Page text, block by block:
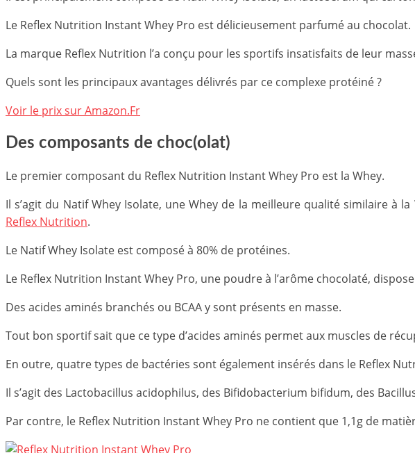
Le Reflex Nutrition Instant Whey Pro est délicieusement parfumé au chocolat.
La marque Reflex Nutrition l’a conçu pour les sportifs insatisfaits de leur
Quels sont les principaux avantages délivrés par ce complexe protéiné ?
Voir le prix sur Amazon.Fr
Des composants de choc(olat)
Le premier composant du Reflex Nutrition Instant Whey Pro est la Whey.
Il s’agit du Natif Whey Isolate, une Whey de la meilleure qualité similaire à
Reflex Nutrition.
Le Natif Whey Isolate est composé à 80% de protéines.
Le Reflex Nutrition Instant Whey Pro, une poudre à l’arôme chocolaté,
Des acides aminés branchés ou BCAA y sont présents en masse.
Tout bon sportif sait que ce type d’acides aminés permet aux muscles de
En outre, quatre types de bactéries sont également insérés dans le Reflex
Il s’agit des Lactobacillus acidophilus, des Bifidobacterium bifidum, des
Par contre, le Reflex Nutrition Instant Whey Pro ne contient que 1,1g de